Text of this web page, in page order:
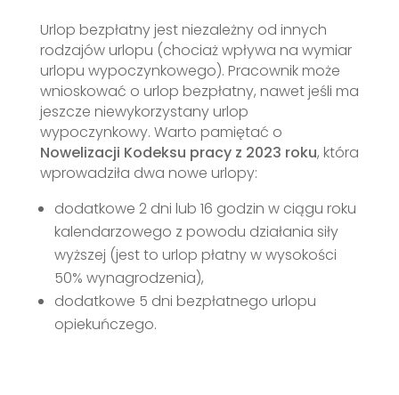
Urlop bezpłatny jest niezależny od innych
rodzajów urlopu (chociaż wpływa na wymiar
urlopu wypoczynkowego). Pracownik może
wnioskować o urlop bezpłatny, nawet jeśli ma
jeszcze niewykorzystany urlop
wypoczynkowy. Warto pamiętać o
Nowelizacji Kodeksu pracy z 2023 roku, która
wprowadziła dwa nowe urlopy:
dodatkowe 2 dni lub 16 godzin w ciągu roku
kalendarzowego z powodu działania siły
wyższej (jest to urlop płatny w wysokości
50% wynagrodzenia),
dodatkowe 5 dni bezpłatnego urlopu
opiekuńczego.